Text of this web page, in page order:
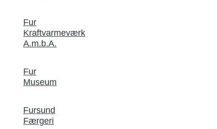
Fur
Kraftvarmeværk
A.m.b.A.
Fur
Museum
Fursund
Færgeri